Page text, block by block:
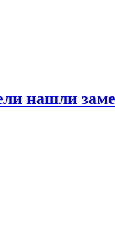
нашли